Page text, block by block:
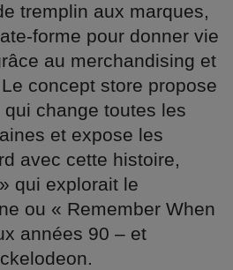
tremplin aux marques,
forme pour donner vie
au merchandising et
concept store propose
change toutes les
et expose les
avec cette histoire,
qui explorait le
ou « Remember When
années 90 – et